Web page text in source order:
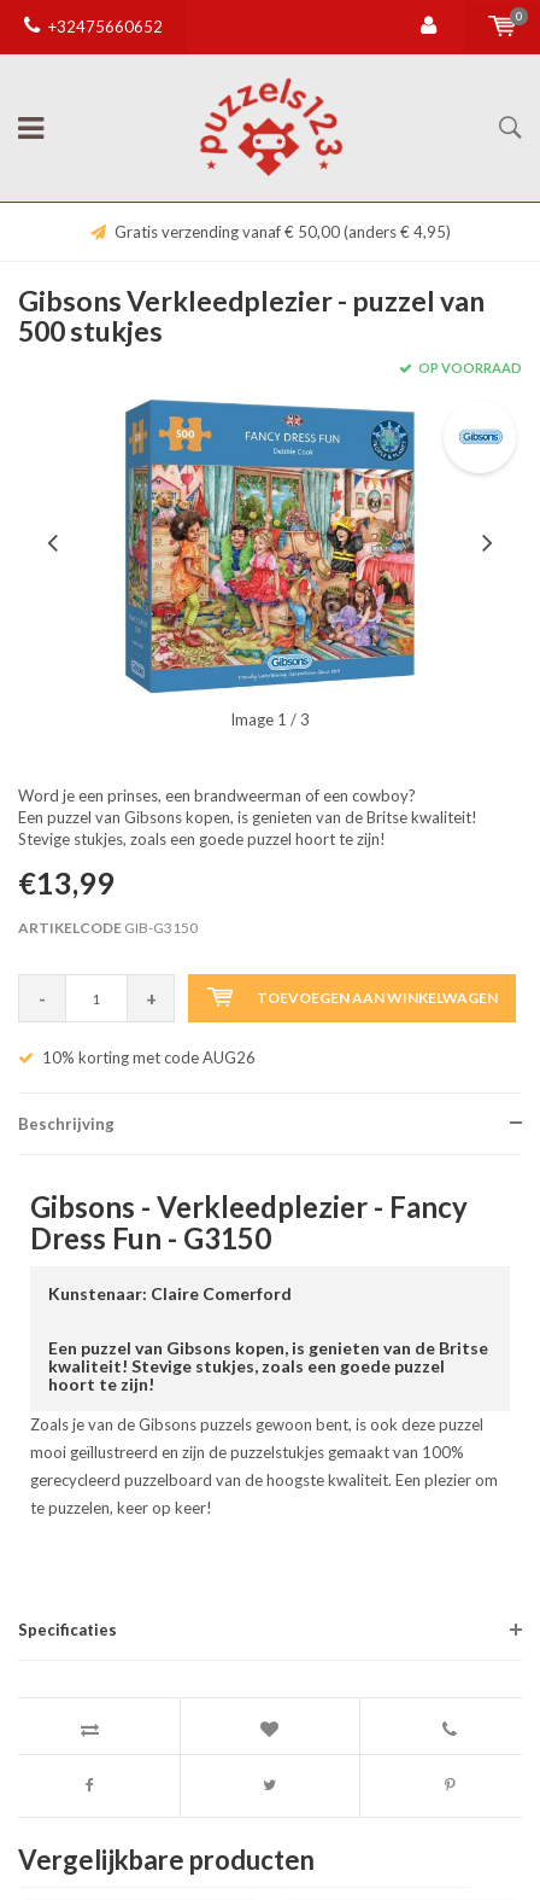
+32475660652
0
Gratis verzending vanaf € 50,00 (anders € 4,95)
Gibsons Verkleedplezier - puzzel van
500 stukjes
OP VOORRAAD
Image 1 / 3
Word je een prinses, een brandweerman of een cowboy?
Een puzzel van Gibsons kopen, is genieten van de Britse kwaliteit!
Stevige stukjes, zoals een goede puzzel hoort te zijn!
€13,99
ARTIKELCODE GIB-G3150
- + TOEVOEGEN AAN WINKELWAGEN
10% korting met code AUG26
Beschrijving
Gibsons - Verkleedplezier - Fancy
Dress Fun - G3150
Kunstenaar: Claire Comerford
Een puzzel van Gibsons kopen, is genieten van de Britse
kwaliteit! Stevige stukjes, zoals een goede puzzel
hoort te zijn!
Zoals je van de Gibsons puzzels gewoon bent, is ook deze puzzel
mooi geïllustreerd en zijn de puzzelstukjes gemaakt van 100%
gerecycleerd puzzelboard van de hoogste kwaliteit. Een plezier om
te puzzelen, keer op keer!
Specificaties
Vergelijkbare producten